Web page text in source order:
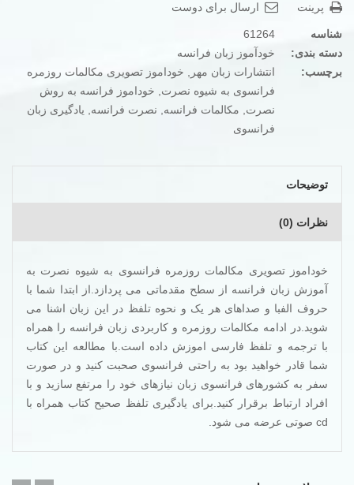
شیوه
عدد
پرینت ارسال برای دوست
شناسه
61264
دسته بندی:
خودآموز زبان فرانسه
برچسب:
انتشارات زبان مهر,
خوداموز تصویری مکالمات روزمره
فرانسوی به شیوه نصرت,
خوداموز فرانسه به روش
نصرت, مکالمات فرانسه, نصرت فرانسه,
یادگیری زبان
فرانسوی
توضیحات
نظرات (0)
خوداموز تصویری مکالمات روزمره فرانسوی به شیوه نصرت به
آموزش زبان فرانسه از سطح مقدماتی می پردازد.از ابتدا شما با
حروف الفبا و صداهای هر یک و نحوه تلفظ در این زبان اشنا می
شوید.در ادامه مکالمات روزمره و کاربردی زبان فرانسه را همراه
با ترجمه و تلفظ فارسی اموزش داده است.با مطالعه این کتاب
شما قادر خواهید بود به راحتی فرانسوی صحبت کنید و در صورت
سفر به کشورهای فرانسوی زبان نیازهای خود را مرتفع سازید و با
افراد ارتباط برقرار کنید.برای یادگیری تلفظ صحیح کتاب همراه با
cd صوتی عرضه می شود.